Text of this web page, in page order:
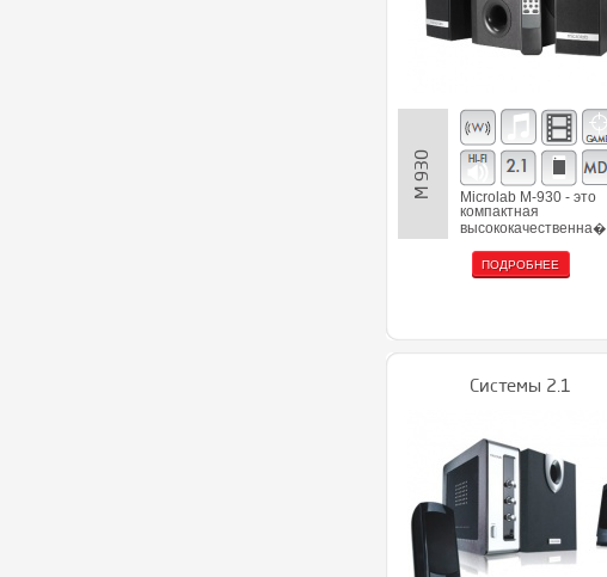
M 930
Microlab M-930 - это
компактная
высококачественна�
ПОДРОБНЕЕ
Системы 2.1